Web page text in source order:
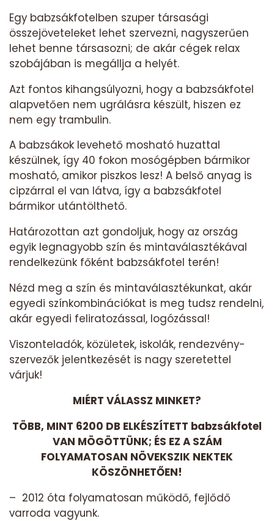
Egy babzsákfotelben szuper társasági
összejöveteleket lehet szervezni, nagyszerűen
lehet benne társasozni; de akár cégek relax
szobájában is megállja a helyét.
Azt fontos kihangsúlyozni, hogy a babzsákfotel
alapvetően nem ugrálásra készült, hiszen ez
nem egy trambulin.
A babzsákok levehető mosható huzattal
készülnek, így 40 fokon mosógépben bármikor
mosható, amikor piszkos lesz! A belső anyag is
cipzárral el van látva, így a babzsákfotel
bármikor utántölthető.
Határozottan azt gondoljuk, hogy az ország
egyik legnagyobb szín és mintaválasztékával
rendelkezünk főként babzsákfotel terén!
Nézd meg a szín és mintaválasztékunkat, akár
egyedi színkombinációkat is meg tudsz rendelni,
akár egyedi feliratozással, logózással!
Viszonteladók, közületek, iskolák, rendezvény-
szervezők jelentkezését is nagy szeretettel
várjuk!
MIÉRT VÁLASSZ MINKET?
TÖBB, MINT 6200 DB ELKÉSZÍTETT babzsákfotel
VAN MÖGÖTTÜNK; ÉS EZ A SZÁM
FOLYAMATOSAN NÖVEKSZIK NEKTEK
KÖSZÖNHETŐEN!
– 2012 óta folyamatosan működő, fejlődő
varroda vagyunk.